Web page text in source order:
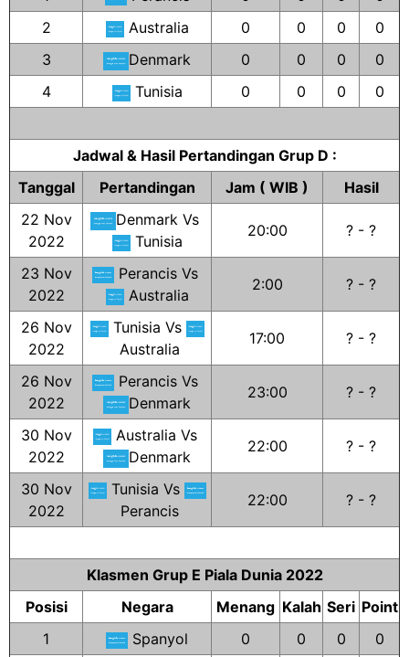
2
Australia 0 0 0
0
3
Denmark 0 0 0
0
4
Tunisia 0 0 0 0
Jadwal & Hasil Pertandingan Grup D :
Tanggal
Pertandingan Jam ( WIB )
Hasil
22 Nov
2022
Denmark Vs
Tunisia
20:00 ? - ?
23 Nov
2022
Perancis Vs
Australia
2:00 ? - ?
26 Nov
2022
Tunisia Vs
Australia
17:00 ? - ?
26 Nov
2022
Perancis Vs
Denmark
23:00 ? - ?
30 Nov
2022
Australia Vs
Denmark
22:00 ? - ?
30 Nov
2022
Tunisia Vs
Perancis
22:00 ? - ?
Klasmen Grup E Piala Dunia 2022
Posisi
Negara Menang Kalah Seri Point
1
Spanyol 0 0 0
0